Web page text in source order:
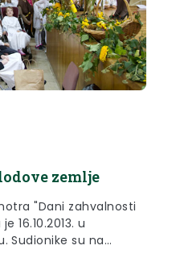
zemlje
"Dani zahvalnosti
u
Sudionike su na